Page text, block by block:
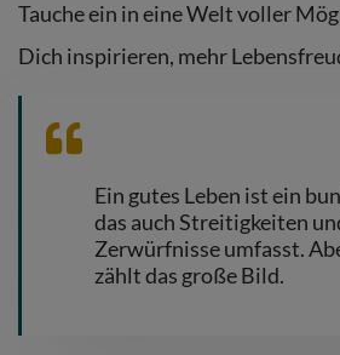
Taucheein in eine Weltvoller
Dich inspirieren, mehr
Ein gutes Leben ist ein
das auch Streitigkeiten
Zerwürfnisse umfasst.
zählt das große Bild.